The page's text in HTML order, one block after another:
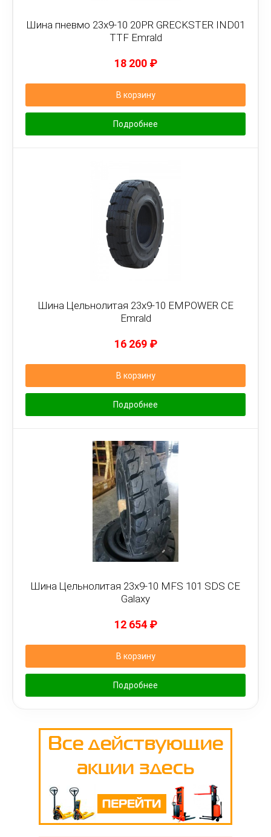
Шина пневмо 23x9-10 20PR GRECKSTER IND01
TTF Emrald
18 200 ₽
В корзину
Подробнее
Шина Цельнолитая 23x9-10 EMPOWER CE
Emrald
16 269 ₽
В корзину
Подробнее
Шина Цельнолитая 23x9-10 MFS 101 SDS CE
Galaxy
12 654 ₽
В корзину
Подробнее